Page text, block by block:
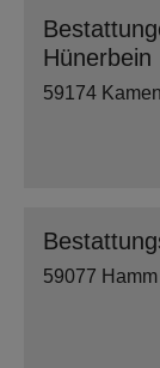
Hünerbein
59174 Kamen
59077 Hamm